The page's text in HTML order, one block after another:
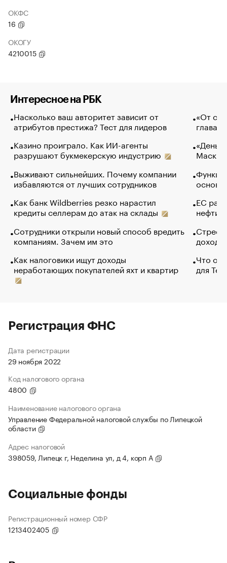
ОКФС
16
ОКОГУ
4210015
Интересное на РБК
Насколько ваш авторитет зависит от
атрибутов престижа? Тест для лидеров
Казино проиграло. Как ИИ-агенты
разрушают букмекерскую индустрию
Выживают сильнейших. Почему компании
избавляются от лучших сотрудников
Как банк Wildberries резко нарастил
кредиты селлерам до атак на склады
Сотрудники открыли новый способ вредить
компаниям. Зачем им это
Как налоговики ищут доходы
неработающих покупателей яхт и квартир
«От
глава
Маск в
основ
ЕС
нефти
Что
для
Регистрация ФНС
Дата регистрации
29 ноября 2022
Код налогового органа
4800
Наименование налогового органа
Управление Федеральной налоговой службы по Липецкой
области
Адрес налоговой
398059, Липецк г, Неделина ул, д 4, корп А
Социальные фонды
Регистрационный номер СФР
1213402405